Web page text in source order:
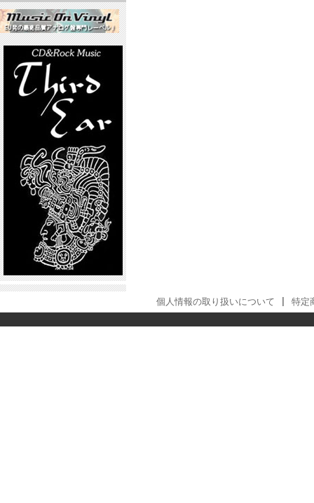
個人情報の取り扱いについて 特定